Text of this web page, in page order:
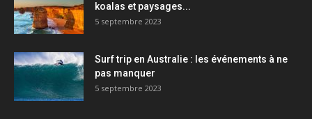
koalas et paysages...
5 septembre 2023
Surf trip en Australie : les événements à ne
pas manquer
5 septembre 2023